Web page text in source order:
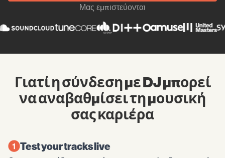
Μας εμπιστεύονται
Γιατί η σύνδεση με DJ μπορεί
να αναβαθμίσει τη μουσική
σας καριέρα
Test your tracks live